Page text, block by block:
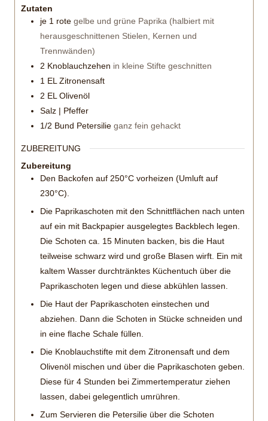
Zutaten
je 1 rote gelbe und grüne Paprika (halbiert mit
herausgeschnittenen Stielen, Kernen und
Trennwänden)
2 Knoblauchzehen in kleine Stifte geschnitten
1 EL Zitronensaft
2 EL Olivenöl
Salz | Pfeffer
1/2 Bund Petersilie ganz fein gehackt
ZUBEREITUNG
Zubereitung
Den Backofen auf 250°C vorheizen (Umluft auf
230°C).
Die Paprikaschoten mit den Schnittflächen nach unten
auf ein mit Backpapier ausgelegtes Backblech legen.
Die Schoten ca. 15 Minuten backen, bis die Haut
teilweise schwarz wird und große Blasen wirft. Ein mit
kaltem Wasser durchtränktes Küchentuch über die
Paprikaschoten legen und diese abkühlen lassen.
Die Haut der Paprikaschoten einstechen und
abziehen. Dann die Schoten in Stücke schneiden und
in eine flache Schale füllen.
Die Knoblauchstifte mit dem Zitronensaft und dem
Olivenöl mischen und über die Paprikaschoten geben.
Diese für 4 Stunden bei Zimmertemperatur ziehen
lassen, dabei gelegentlich umrühren.
Zum Servieren die Petersilie über die Schoten